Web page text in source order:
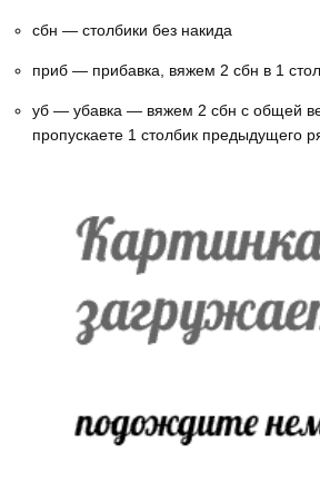
сбн — столбики без накида
приб — прибавка, вяжем 2 сбн в 1
уб — убавка — вяжем 2 сбн с общей
пропускаете 1 столбик предыдущего